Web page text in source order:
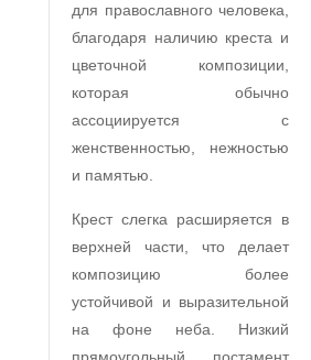
для православного человека,
благодаря наличию креста и
цветочной композиции,
которая обычно
ассоциируется с
женственностью, нежностью
и памятью.
Крест слегка расширяется в
верхней части, что делает
композицию более
устойчивой и выразительной
на фоне неба. Низкий